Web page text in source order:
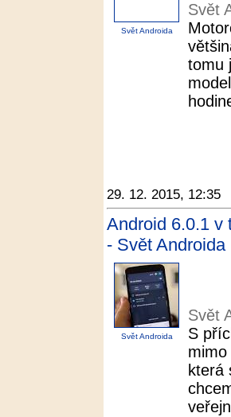
Svět Androida
Svět
tomu
29. 12. 2015, 12:35
Android 6.0.1 v
- Svět Androida
Svět Androida
Svět
S
která